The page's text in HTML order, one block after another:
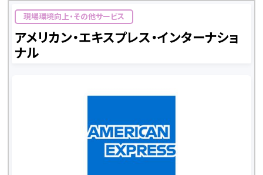
現場環境向上・その他サービス
アメリカン・エキスプレス・インターナショ
ナル